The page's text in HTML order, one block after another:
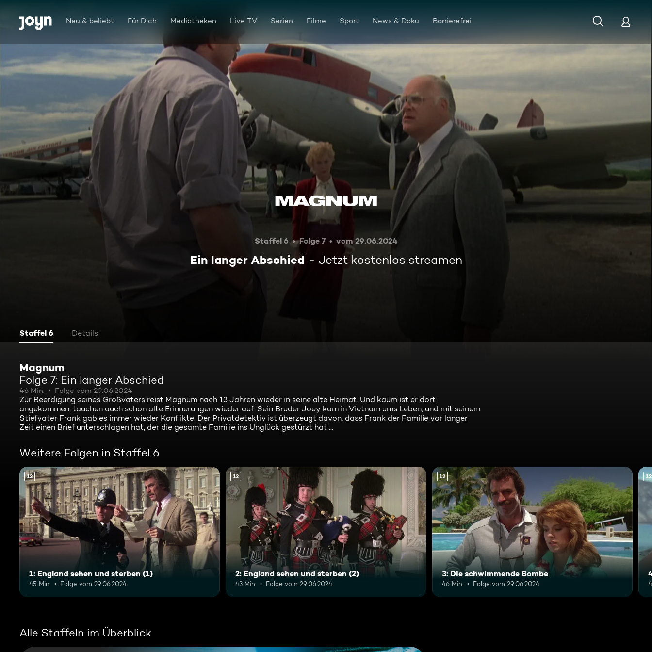
Zum Inhalt springen
Barrierefrei Neu & beliebt Für Dich Mediatheken Live TV Serien Filme Sport News & Doku Barrierefrei
Ein langer Abschied
Staffel 6 Folge 7 vom 29.06.2024
Ein langer Abschied Jetzt kostenlos streamen
Staffel 6 Details
Magnum
Folge 7: Ein langer Abschied
46 Min. Folge vom 29.06.2024
Zur Beerdigung seines Großvaters reist Magnum nach 13 Jahren wieder in seine alte Heimat. Und kaum ist er dort
angekommen, tauchen auch schon alte Erinnerungen wieder auf: Sein Bruder Joey kam in Vietnam ums Leben, und mit seinem
Stiefvater Frank gab es immer wieder Konflikte. Der Privatdetektiv ist überzeugt davon, dass Frank der Familie vor langer
Zeit einen Brief unterschlagen hat, der die gesamte Familie ins Unglück gestürzt hat ...
Weitere Folgen in Staffel 6
12
1: England sehen und sterben (1)
45 Min. Folge vom 29.06.2024
12
2: England sehen und sterben (2)
43 Min. Folge vom 29.06.2024
12
3: Die schwimmende Bombe
46 Min. Folge vom 29.06.2024
12
Alle Staffeln im Überblick